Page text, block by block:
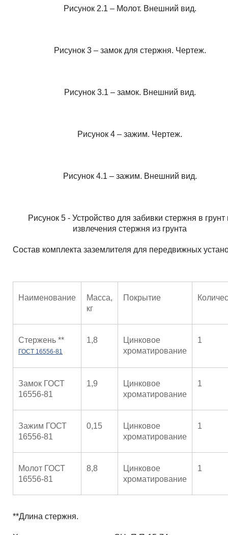
Рисунок 2.1 – Молот. Внешний вид.
Рисунок 3 – замок для стержня. Чертеж.
Рисунок 3.1 – замок. Внешний вид.
Рисунок 4 – зажим. Чертеж.
Рисунок 4.1 – зажим. Внешний вид.
Рисунок 5 - Устройство для забивки стержня в грунт
извлечения стержня из грунта
Состав комплекта заземлителя для передвижных
Наименование
Масса,
кг
Покрытие
Стержень **
ГОСТ 16556-81
1,8
Цинковое
хроматирование
1
Замок ГОСТ
16556-81
1,9
Цинковое
хроматирование
1
Зажим ГОСТ
16556-81
0,15
Цинковое
хроматирование
1
Молот ГОСТ
16556-81
8,8
Цинковое
хроматирование
1
**Длина стержня.